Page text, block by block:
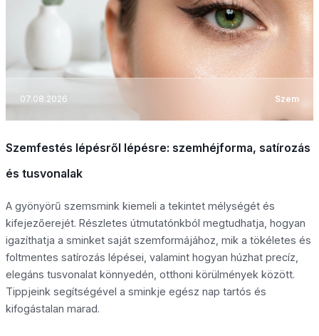
07.08.2026 Szem
Szemfestés lépésről lépésre: szemhéjforma, satírozás
és tusvonalak
A gyönyörű szemsmink kiemeli a tekintet mélységét és
kifejezőerejét. Részletes útmutatónkból megtudhatja, hogyan
igazíthatja a sminket saját szemformájához, mik a tökéletes és
foltmentes satírozás lépései, valamint hogyan húzhat precíz,
elegáns tusvonalat könnyedén, otthoni körülmények között.
Tippjeink segítségével a sminkje egész nap tartós és
kifogástalan marad.